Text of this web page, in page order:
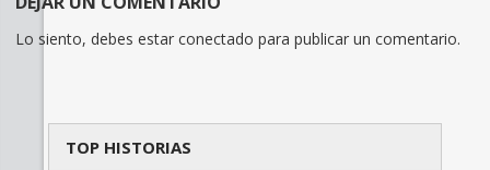
Lo siento, debes estar conectado para publicar un comentario.
TOP HISTORIAS